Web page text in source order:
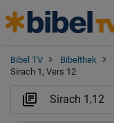
Bibel TV Bibelthek
Sirach 1, Vers 12